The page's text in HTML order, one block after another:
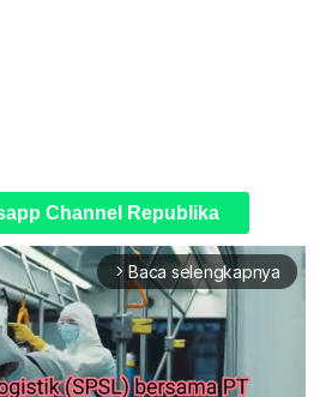
Channel Republika
arrow_forward_ios Baca selengkapnya